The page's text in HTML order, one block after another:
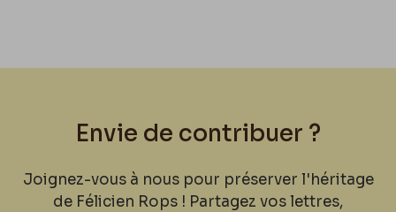
Envie de contribuer ?
Joignez-vous à nous pour préserver l'héritage
de Félicien Rops ! Partagez vos lettres,